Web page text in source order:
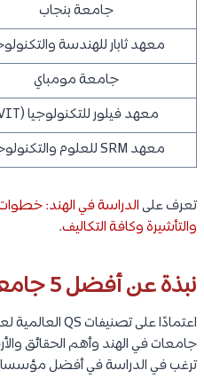
جامعة بنجاب
معهد ثابار للهندسة
جامعة مومباي
معهد فيلور للتكنولوجيا (VIT)
معهد SRM للعلوم والتكنولوجيا
تعرف علىالدراسة في الهند:
والتأشيرة وكافة التكاليف.
نبذة عن أفضل 5 جامعات في الهند :
جامعات في الهند وأهم الحقائق
ترغب في الدراسة في أفضل